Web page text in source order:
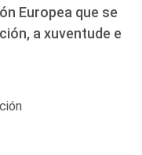
Europea que se
a xuventude e